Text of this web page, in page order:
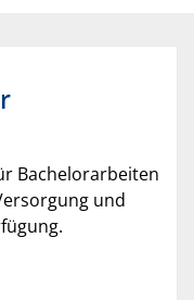
Bachelorarbeiten
und